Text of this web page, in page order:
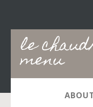
le
menu
Main
navigation